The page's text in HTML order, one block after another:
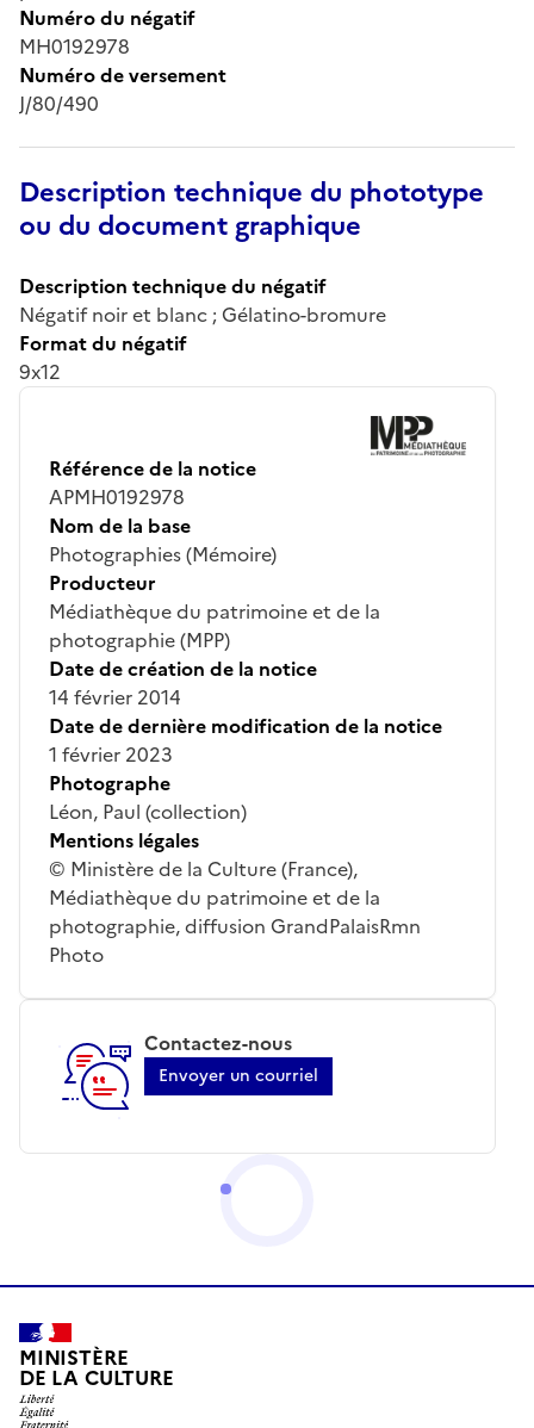
Numéro du négatif
MH0192978
Numéro de versement
J/80/490
Description technique du phototype
ou du document graphique
Description technique du négatif
Négatif noir et blanc ; Gélatino-bromure
Format du négatif
9x12
Référence de la notice
APMH0192978
Nom de la base
Photographies (Mémoire)
Producteur
Médiathèque du patrimoine et de la
photographie (MPP)
Date de création de la notice
14 février 2014
Date de dernière modification de la notice
1 février 2023
Photographe
Léon, Paul (collection)
Mentions légales
© Ministère de la Culture (France),
Médiathèque du patrimoine et de la
photographie, diffusion GrandPalaisRmn
Photo
Contactez-nous
Envoyer un courriel
MINISTÈRE
DE LA CULTURE